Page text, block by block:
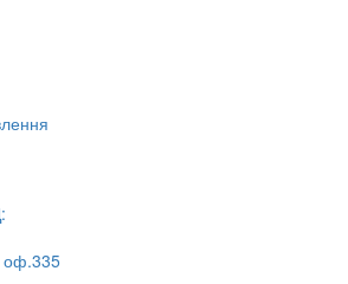
оф.335